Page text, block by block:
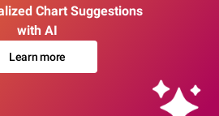
Chart Suggestions
with AI
Learn more